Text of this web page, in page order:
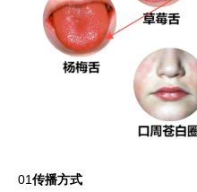
01传播方式